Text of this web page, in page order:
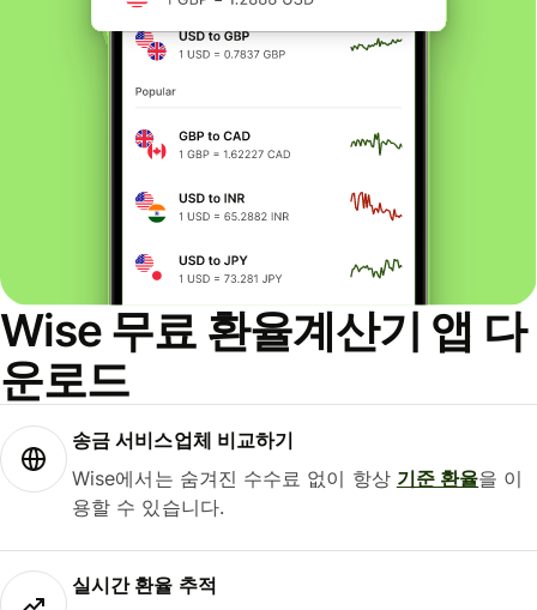
Wise 무료 환율계산기 앱 다
운로드
송금 서비스업체 비교하기
Wise에서는 숨겨진 수수료 없이 항상 기준 환율을 이
용할 수 있습니다.
실시간 환율 추적